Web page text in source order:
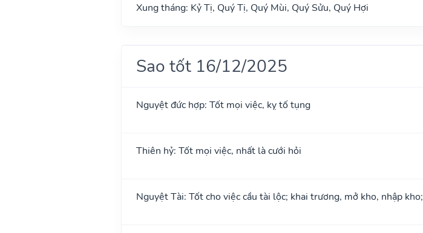
Xung tháng: Kỷ Tị, Quý Tị, Quý Mùi, Quý Sửu, Quý Hợi
Sao tốt 16/12/2025
Nguyệt đức hợp: Tốt mọi việc, kỵ tố tụng
Thiên hỷ: Tốt mọi việc, nhất là cưới hỏi
Nguyệt Tài: Tốt cho việc cầu tài lộc; khai trương, mở kho, nhập